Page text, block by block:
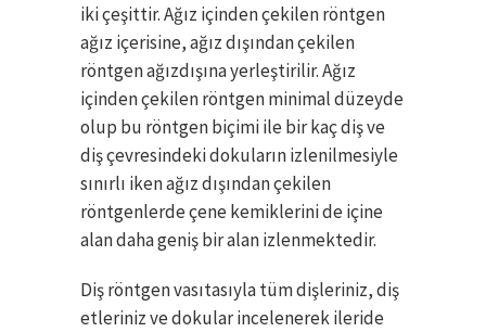
iki çeşittir. Ağız içinden çekilen röntgen
ağız içerisine, ağız dışından çekilen
röntgen ağızdışına yerleştirilir. Ağız
içinden çekilen röntgen minimal düzeyde
olup bu röntgen biçimi ile bir kaç diş ve
diş çevresindeki dokuların izlenilmesiyle
sınırlı iken ağız dışından çekilen
röntgenlerde çene kemiklerini de içine
alan daha geniş bir alan izlenmektedir.
Diş röntgen vasıtasıyla tüm dişleriniz, diş
etleriniz ve dokular incelenerek ileride